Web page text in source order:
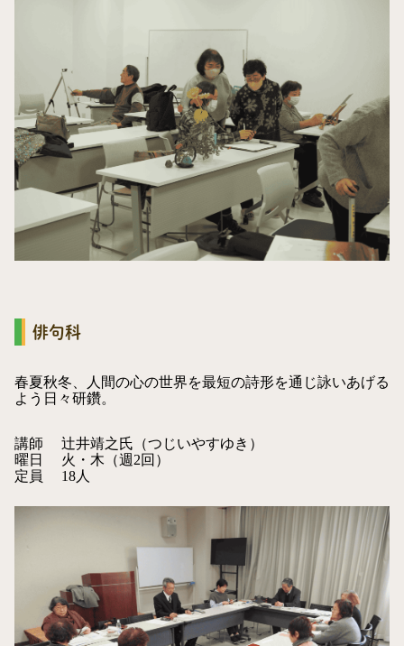
俳句科
春夏秋冬、人間の心の世界を最短の詩形を通じ詠いあげる
よう日々研鑽。
講師
辻井靖之氏（つじいやすゆき）
曜日
火・木（週2回）
定員
18人